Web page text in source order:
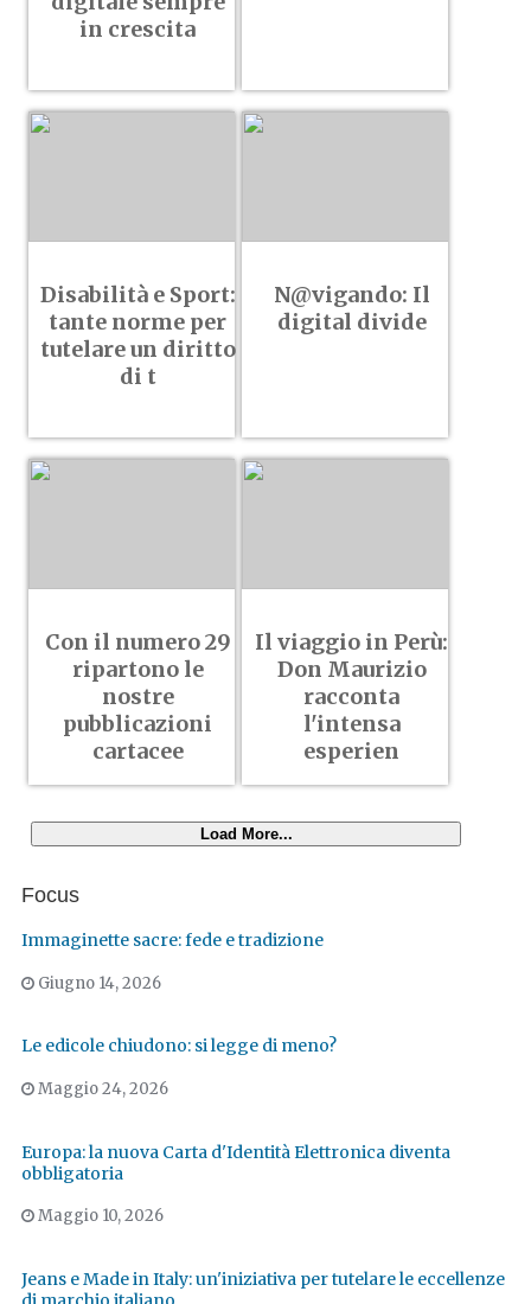
in crescita
Disabilità e Sport:
tante norme per
tutelare un diritto
di t
N@vigando: Il
digital divide
Con il numero 29
ripartono le
nostre
pubblicazioni
cartacee
Il viaggio in Perù:
Don Maurizio
racconta
l'intensa
esperien
Load More...
Focus
Immaginette sacre: fede e tradizione
Giugno 14, 2026
Le edicole chiudono: si legge di meno?
Maggio 24, 2026
Europa: la nuova Carta d'Identità Elettronica diventa
obbligatoria
Maggio 10, 2026
Jeans e Made in Italy: un'iniziativa per tutelare le eccellenze